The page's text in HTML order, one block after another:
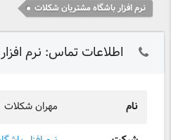
نرم افزار باشگاه مشتریان شکلات
اطلاعات تماس: نرم
نام مهران شکلات